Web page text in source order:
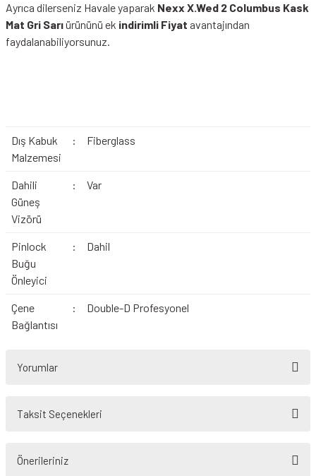
Ayrıca dilerseniz Havale yaparak Nexx X.Wed 2 Columbus Kask
Mat Gri Sarıürününü ek indirimli Fiyat avantajından
faydalanabiliyorsunuz.
Dış Kabuk
Malzemesi
: Fiberglass
Dahili
Güneş
Vizörü
: Var
Pinlock
Buğu
Önleyici
: Dahil
Çene
Bağlantısı
: Double-D Profesyonel
Yorumlar
Taksit Seçenekleri
Önerileriniz